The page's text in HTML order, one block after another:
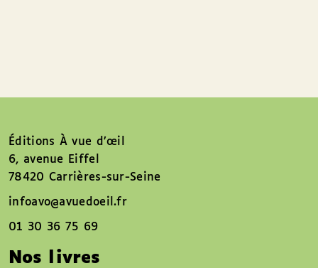
Éditions À vue d’œil
6, avenue Eiffel
78420 Carrières-sur-Seine
infoavo@avuedoeil.fr
01 30 36 75 69
Nos livres